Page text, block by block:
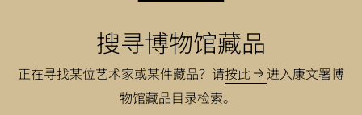
搜寻博物馆藏品
正在寻找某位艺术家或某件藏品？请按此
进入康文署博
物馆藏品目录检索。